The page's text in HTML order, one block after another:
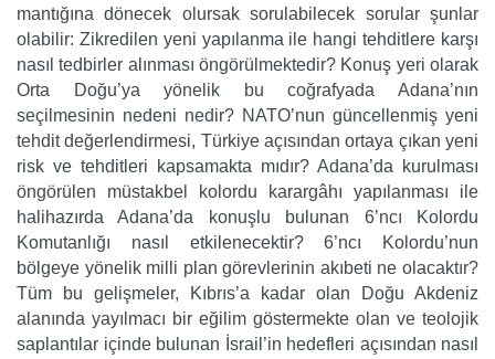
mantığına dönecek olursak sorulabilecek sorular şunlar
olabilir: Zikredilen yeni yapılanma ile hangi tehditlere karşı
nasıl tedbirler alınması öngörülmektedir? Konuş yeri olarak
Orta Doğu’ya yönelik bu coğrafyada Adana’nın
seçilmesinin nedeni nedir? NATO’nun güncellenmiş yeni
tehdit değerlendirmesi, Türkiye açısından ortaya çıkan yeni
risk ve tehditleri kapsamakta mıdır? Adana’da kurulması
öngörülen müstakbel kolordu karargâhı yapılanması ile
halihazırda Adana’da konuşlu bulunan 6’ncı Kolordu
Komutanlığı nasıl etkilenecektir? 6’ncı Kolordu’nun
bölgeye yönelik milli plan görevlerinin akıbeti ne olacaktır?
Tüm bu gelişmeler, Kıbrıs’a kadar olan Doğu Akdeniz
alanında yayılmacı bir eğilim göstermekte olan ve teolojik
saplantılar içinde bulunan İsrail’in hedefleri açısından nasıl